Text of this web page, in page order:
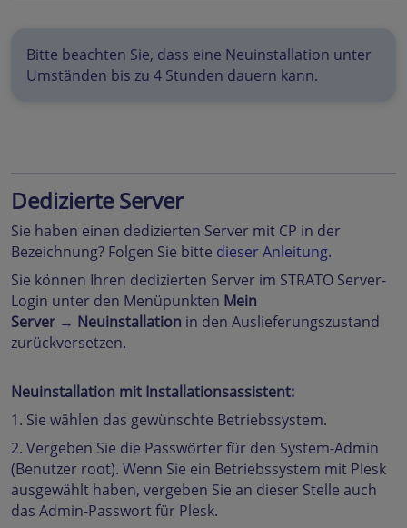
Bitte beachten Sie, dass eine Neuinstallation unter
Umständen bis zu 4 Stunden dauern kann.
Dedizierte Server
Sie haben einen dedizierten Server mit CP in der
Bezeichnung? Folgen Sie bitte dieser Anleitung.
Sie können Ihren dedizierten Server im STRATO Server-
Login unter den Menüpunkten Mein
Server → Neuinstallation in den Auslieferungszustand
zurückversetzen.
Neuinstallation mit Installationsassistent:
1. Sie wählen das gewünschte Betriebssystem.
2. Vergeben Sie die Passwörter für den System-Admin
(Benutzer root). Wenn Sie ein Betriebssystem mit Plesk
ausgewählt haben, vergeben Sie an dieser Stelle auch
das Admin-Passwort für Plesk.